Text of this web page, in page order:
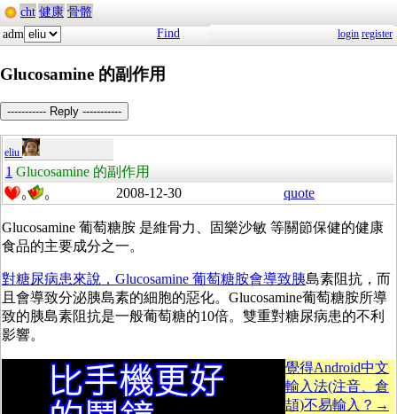
cht 健康 骨骼
adm
Find login register
Glucosamine 的副作用
----------- Reply -----------
eliu
1 Glucosamine 的副作用
0 0 2008-12-30 quote
Glucosamine 葡萄糖胺 是維骨力、固樂沙敏 等關節保健的健康
食品的主要成分之一。
對糖尿病患來說，Glucosamine 葡萄糖胺會導致胰島素阻抗，而
且會導致分泌胰島素的細胞的惡化。Glucosamine葡萄糖胺所導
致的胰島素阻抗是一般葡萄糖的10倍。雙重對糖尿病患的不利
影響。
覺得Android中文
輸入法(注音、倉
頡)不易輸入？→